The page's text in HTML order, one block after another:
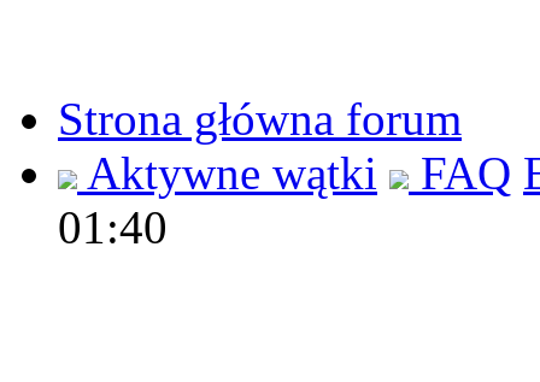
Strona główna forum
Aktywne wątki
FAQ
01:40